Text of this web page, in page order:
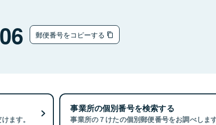
郵便番号をコピーする
ます。
事業所の個別番号を検索する
事業所の７けたの個別郵便番号をお調べします